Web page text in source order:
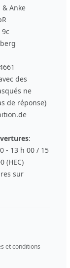
& Anke
des
ne
de réponse)
:
- 13 h 00 / 15
(HEC)
sur
et conditions